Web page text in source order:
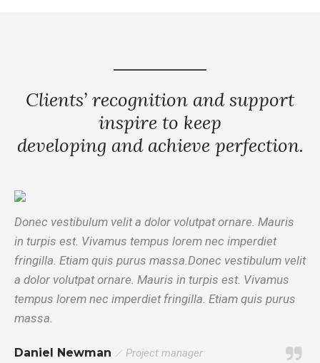
Clients’ recognition and support
inspire to keep
developing and achieve perfection.
Donec vestibulum velit a dolor volutpat ornare. Mauris
in turpis est. Vivamus tempus lorem nec imperdiet
fringilla. Etiam quis purus massa.Donec vestibulum velit
a dolor volutpat ornare. Mauris in turpis est. Vivamus
tempus lorem nec imperdiet fringilla. Etiam quis purus
massa.
Daniel Newman Project manager